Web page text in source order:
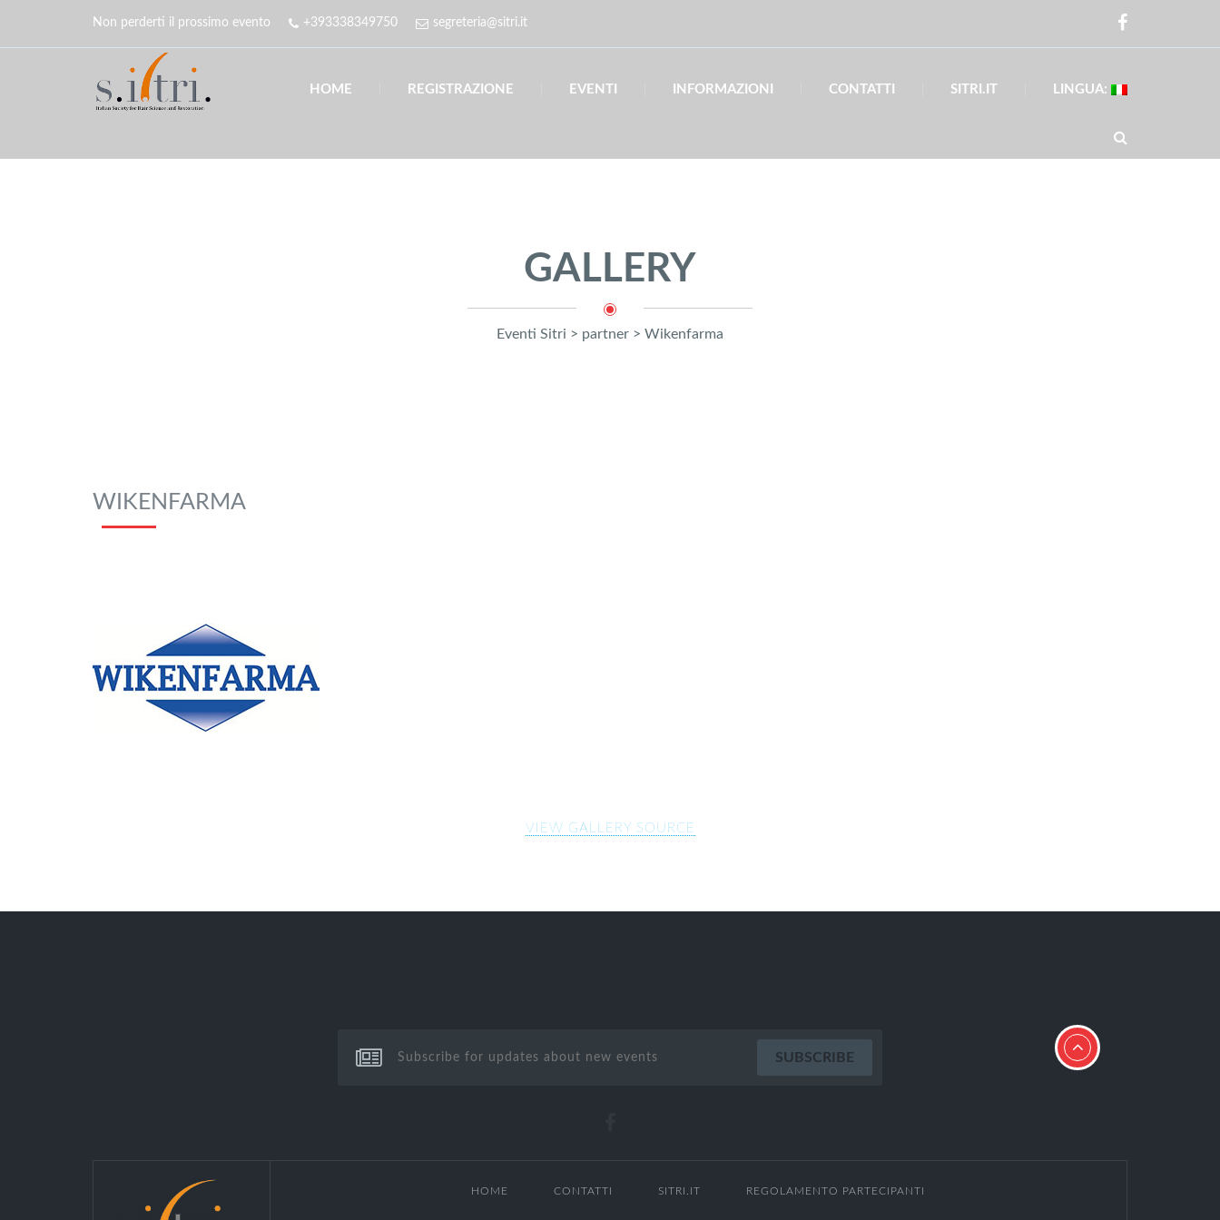
Non perderti il prossimo evento +393338349750 segreteria@sitri.it
HOME REGISTRAZIONE EVENTI INFORMAZIONI CONTATTI SITRI.IT LINGUA:
GALLERY
Eventi Sitri > partner > Wikenfarma
WIKENFARMA
VIEW GALLERY SOURCE
HOME CONTATTI SITRI.IT REGOLAMENTO PARTECIPANTI